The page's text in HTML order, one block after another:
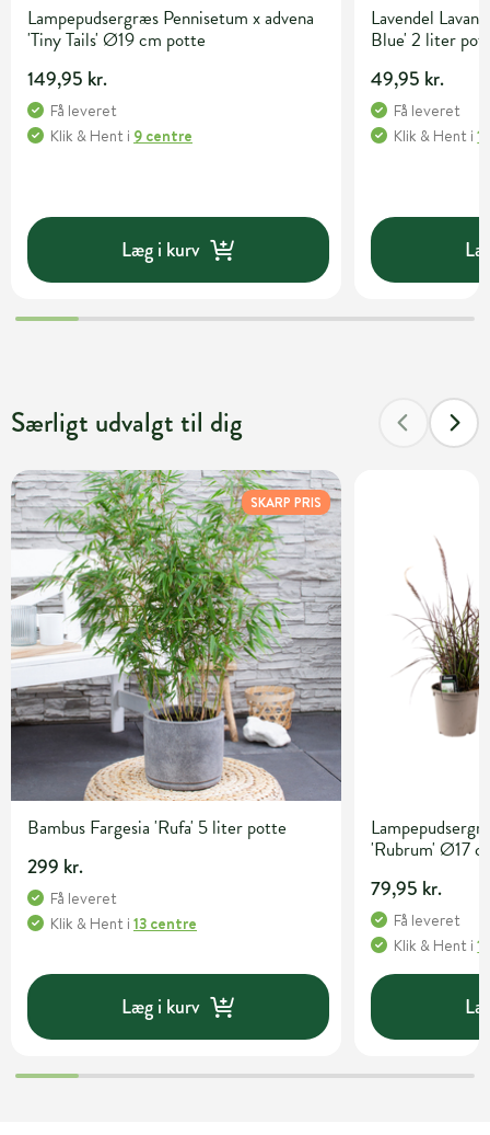
Lampepudsergræs Pennisetum x advena
'Tiny Tails' Ø19 cm potte
149,95 kr.
Få leveret
Klik & Hent i 9 centre
Læg i kurv
Lavendel
Blue' 2 liter
49,95 kr.
Få leveret
Klik & Hent i
Særligt udvalgt til dig
SKARP PRIS
Bambus Fargesia 'Rufa' 5 liter potte
299 kr.
Få leveret
Klik & Hent i 13 centre
Læg i kurv
'Rubrum' Ø17
79,95 kr.
Få leveret
Klik & Hent i